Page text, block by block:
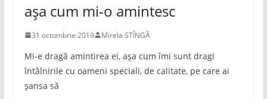
așa cum mi-o amintesc
31 octombrie 2019 Mirela STÎNGĂ
Mi-e dragă amintirea ei, așa cum îmi sunt dragi
întâlnirile cu oameni speciali, de calitate, pe care ai
șansa să